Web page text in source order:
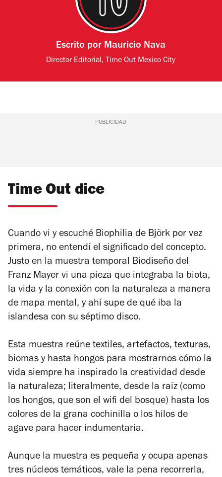
Escrito por Mauricio Nava
Director Editorial, Time Out Mexico City
PUBLICIDAD
Time Out dice
Cuando vi y escuché Biophilia de Björk por vez
primera, no entendí el significado del concepto.
Justo en la muestra temporal Biodiseño del
Franz Mayer vi una pieza que integraba la biota,
la vida y la conexión con la naturaleza a manera
de mapa mental, y ahí supe de qué iba la
islandesa con su séptimo disco.
Esta muestra reúne textiles, artefactos, texturas,
biomas y hasta hongos para mostrarnos cómo la
vida siempre ha inspirado la creatividad desde
la naturaleza; literalmente, desde la raíz (como
los hongos, que son el wifi del bosque) hasta los
colores de la grana cochinilla o los hilos de
agave para hacer indumentaria.
Aunque la muestra es pequeña y ocupa apenas
tres núcleos temáticos, vale la pena recorrerla,